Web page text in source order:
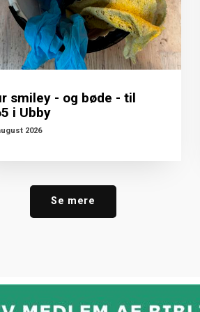
smiley - og bøde - til
i Ubby
2026
Se mere